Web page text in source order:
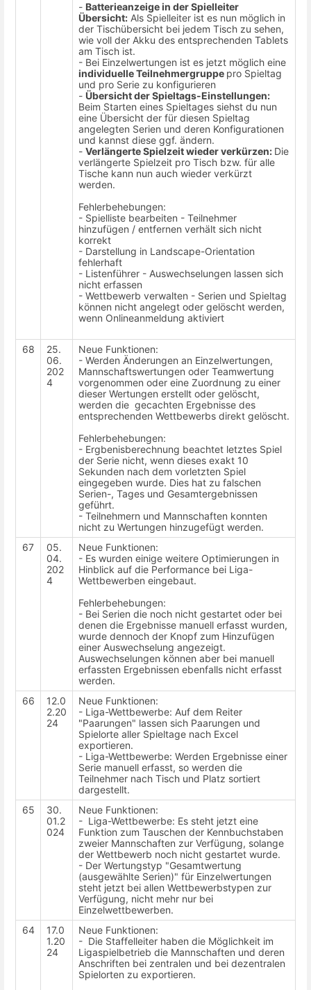
- Batterieanzeige in der Spielleiter
Übersicht: Als Spielleiter ist es nun möglich in
der Tischübersicht bei jedem Tisch zu sehen,
wie voll der Akku des entsprechenden Tablets
am Tisch ist.
- Bei Einzelwertungen ist es jetzt möglich eine
individuelle Teilnehmergruppe pro Spieltag
und pro Serie zu konfigurieren
- Übersicht der Spieltags-Einstellungen:
Beim Starten eines Spieltages siehst du nun
eine Übersicht der für diesen Spieltag
angelegten Serien und deren Konfigurationen
und kannst diese ggf. ändern.
- Verlängerte Spielzeit wieder verkürzen: Die
verlängerte Spielzeit pro Tisch bzw. für alle
Tische kann nun auch wieder verkürzt
werden.
Fehlerbehebungen:
- Spielliste bearbeiten - Teilnehmer
hinzufügen / entfernen verhält sich nicht
korrekt
- Darstellung in Landscape-Orientation
fehlerhaft
- Listenführer - Auswechselungen lassen sich
nicht erfassen
- Wettbewerb verwalten - Serien und Spieltag
können nicht angelegt oder gelöscht werden,
wenn Onlineanmeldung aktiviert
68
25.
06.
202
4
Neue Funktionen:
- Werden Änderungen an Einzelwertungen,
Mannschaftswertungen oder Teamwertung
vorgenommen oder eine Zuordnung zu einer
dieser Wertungen erstellt oder gelöscht,
werden die gecachten Ergebnisse des
entsprechenden Wettbewerbs direkt gelöscht.
Fehlerbehebungen:
- Ergbenisberechnung beachtet letztes Spiel
der Serie nicht, wenn dieses exakt 10
Sekunden nach dem vorletzten Spiel
eingegeben wurde. Dies hat zu falschen
Serien-, Tages und Gesamtergebnissen
geführt.
- Teilnehmern und Mannschaften konnten
nicht zu Wertungen hinzugefügt werden.
67
05.
04.
202
4
Neue Funktionen:
- Es wurden einige weitere Optimierungen in
Hinblick auf die Performance bei Liga-
Wettbewerben eingebaut.
Fehlerbehebungen:
- Bei Serien die noch nicht gestartet oder bei
denen die Ergebnisse manuell erfasst wurden,
wurde dennoch der Knopf zum Hinzufügen
einer Auswechselung angezeigt.
Auswechselungen können aber bei manuell
erfassten Ergebnissen ebenfalls nicht erfasst
werden.
66
12.0
2.20
24
Neue Funktionen:
- Liga-Wettbewerbe: Auf dem Reiter
"Paarungen" lassen sich Paarungen und
Spielorte aller Spieltage nach Excel
exportieren.
- Liga-Wettbewerbe: Werden Ergebnisse einer
Serie manuell erfasst, so werden die
Teilnehmer nach Tisch und Platz sortiert
dargestellt.
65
30.
01.2
024
Neue Funktionen:
- Liga-Wettbewerbe: Es steht jetzt eine
Funktion zum Tauschen der Kennbuchstaben
zweier Mannschaften zur Verfügung, solange
der Wettbewerb noch nicht gestartet wurde.
- Der Wertungstyp "Gesamtwertung
(ausgewählte Serien)" für Einzelwertungen
steht jetzt bei allen Wettbewerbstypen zur
Verfügung, nicht mehr nur bei
Einzelwettbewerben.
64
17.0
1.20
24
Neue Funktionen:
- Die Staffelleiter haben die Möglichkeit im
Ligaspielbetrieb die Mannschaften und deren
Anschriften bei zentralen und bei dezentralen
Spielorten zu exportieren.